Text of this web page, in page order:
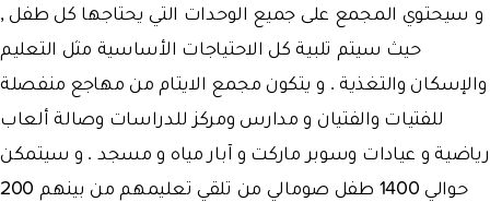
و سيحتوي المجمع على جميع الوحدات التي يحتاجها كل طفل ,
حيث سيتم تلبية كل الاحتياجات الأساسية مثل التعليم
والإسكان والتغذية . و يتكون مجمع الايتام من مهاجع منفصلة
للفتيات والفتيان و مدارس ومركز للدراسات وصالة ألعاب
رياضية و عيادات وسوبر ماركت و آبار مياه و مسجد . و سيتمكن
حوالي 1400 طفل صومالي من تلقي تعليمهم من بينهم 200